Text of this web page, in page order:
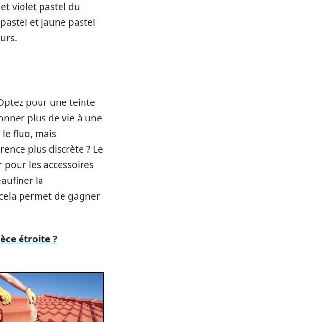
violet pastel du
et jaune pastel
pour une teinte
plus de vie à une
fluo, mais
plus discrète ? Le
les accessoires
la
permet de gagner
étroite ?